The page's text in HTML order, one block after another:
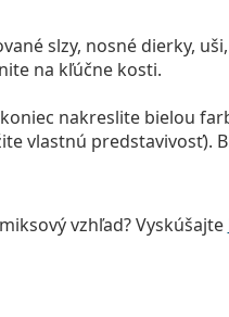
slzy, nosné dierky,
na kľúčne kosti.
nakreslite bielou
vlastnú predstavivosť).
vzhľad? Vyskúšajte